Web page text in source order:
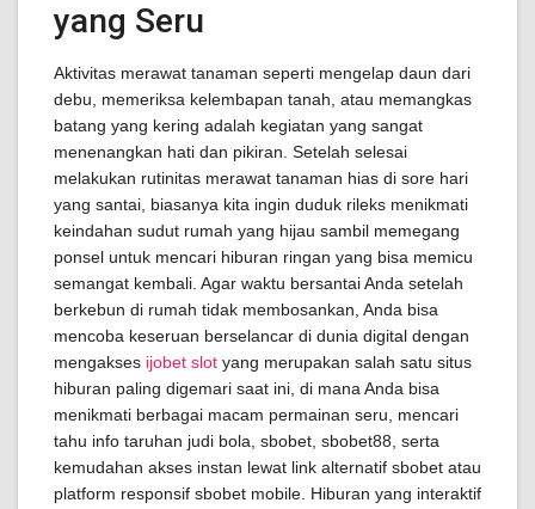
yang Seru
Aktivitas merawat tanaman seperti mengelap daun dari
debu, memeriksa kelembapan tanah, atau memangkas
batang yang kering adalah kegiatan yang sangat
menenangkan hati dan pikiran. Setelah selesai
melakukan rutinitas merawat tanaman hias di sore hari
yang santai, biasanya kita ingin duduk rileks menikmati
keindahan sudut rumah yang hijau sambil memegang
ponsel untuk mencari hiburan ringan yang bisa memicu
semangat kembali. Agar waktu bersantai Anda setelah
berkebun di rumah tidak membosankan, Anda bisa
mencoba keseruan berselancar di dunia digital dengan
mengakses ijobet slot yang merupakan salah satu situs
hiburan paling digemari saat ini, di mana Anda bisa
menikmati berbagai macam permainan seru, mencari
tahu info taruhan judi bola, sbobet, sbobet88, serta
kemudahan akses instan lewat link alternatif sbobet atau
platform responsif sbobet mobile. Hiburan yang interaktif